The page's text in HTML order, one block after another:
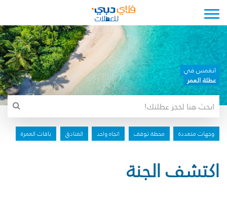
Toggle navigation
انغمس في
عطلة العمر
وجهات متعددة محطة توقف اتجاه واحد الفنادق باقات العمرة
اكتشف الجنة